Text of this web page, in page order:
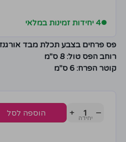
●4 יחידות זמינות במלאי
פס פרחים בצבע תכלת מבד
רוחב הפס טול: 8 ס"מ
קוטר הפרח: 6 ס"מ
−
+ הוספה לסל